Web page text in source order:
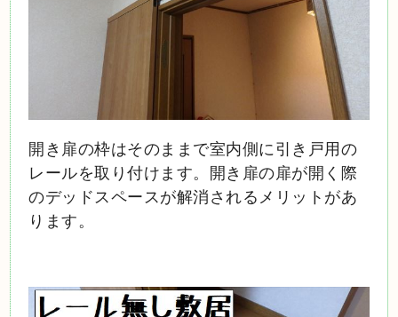
開き扉の枠はそのままで室内側に引き戸用の
レールを取り付けます。開き扉の扉が開く際
のデッドスペースが解消されるメリットがあ
ります。